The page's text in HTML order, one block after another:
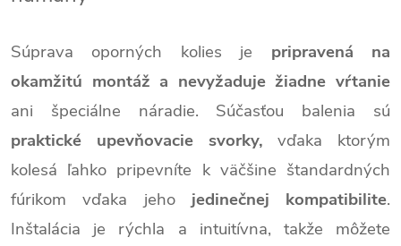
Súprava oporných kolies je pripravená na
okamžitú montáž a nevyžaduje žiadne vŕtanie
ani špeciálne náradie. Súčasťou balenia sú
praktické upevňovacie svorky, vďaka ktorým
kolesá ľahko pripevníte k väčšine štandardných
fúrikom vďaka jeho jedinečnej kompatibilite.
Inštalácia je rýchla a intuitívna, takže môžete